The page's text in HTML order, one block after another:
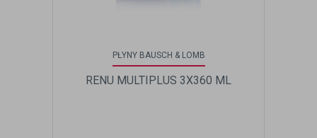
PŁYNY BAUSCH & LOMB
RENU MULTIPLUS 3X360 ML